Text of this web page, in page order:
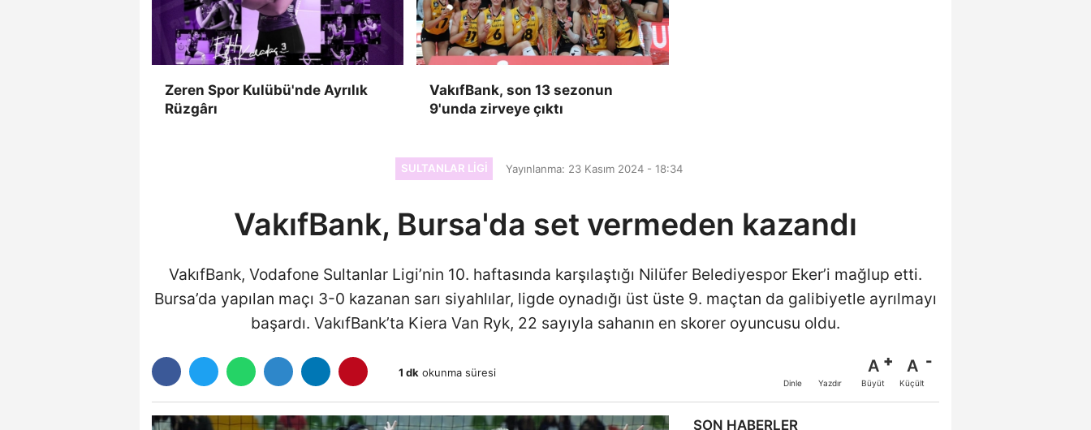
Zeren Spor Kulübü'nde Ayrılık
Rüzgârı
VakıfBank, son 13 sezonun
9'unda zirveye çıktı
SULTANLAR LIGI Yayınlanma: 23 Kasım 2024 - 18:34
VakıfBank, Bursa'da set vermeden kazandı
VakıfBank, Vodafone Sultanlar Ligi’nin 10. haftasında karşılaştığı Nilüfer Belediyespor Eker’i mağlup etti.
Bursa’da yapılan maçı 3-0 kazanan sarı siyahlılar, ligde oynadığı üst üste 9. maçtan da galibiyetle ayrılmayı
başardı. VakıfBank’ta Kiera Van Ryk, 22 sayıyla sahanın en skorer oyuncusu oldu.
1 dk okunma süresi
Dinle Yazdır
A
Büyüt
A
Küçült
SON HABERLER